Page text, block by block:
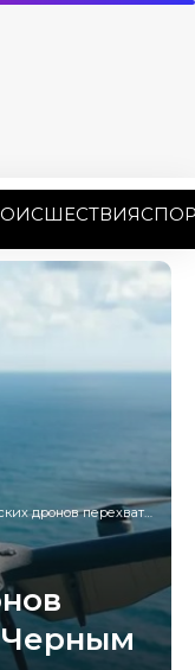
над Черным и Азовским морями ночью 1 июля
Черным